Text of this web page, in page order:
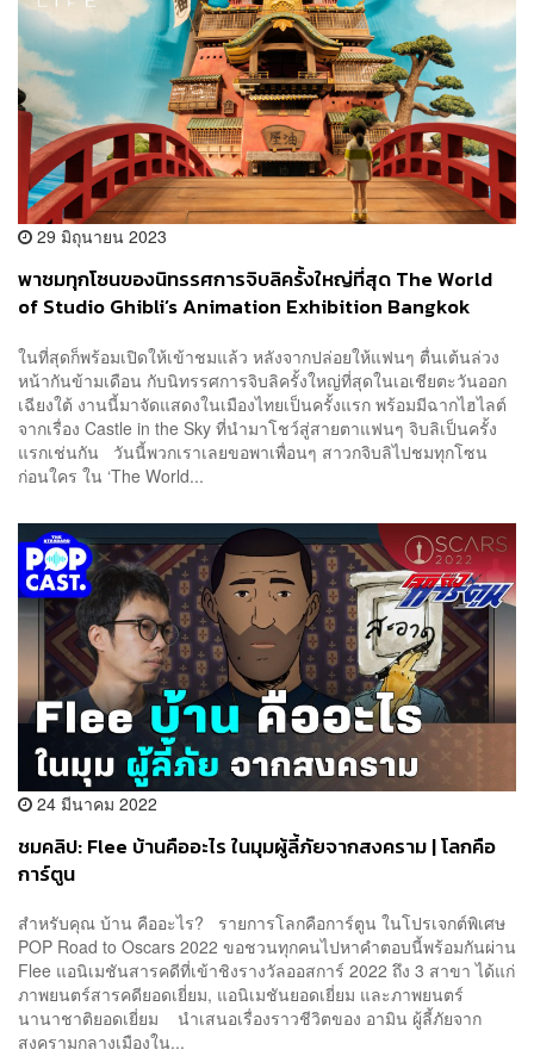
29 มิถุนายน 2023
พาชมทุกโซนของนิทรรศการจิบลิครั้งใหญ่ที่สุด The World
of Studio Ghibli’s Animation Exhibition Bangkok
ในที่สุดก็พร้อมเปิดให้เข้าชมแล้ว หลังจากปล่อยให้แฟนๆ ตื่นเต้นล่วง
หน้ากันข้ามเดือน กับนิทรรศการจิบลิครั้งใหญ่ที่สุดในเอเชียตะวันออก
เฉียงใต้ งานนี้มาจัดแสดงในเมืองไทยเป็นครั้งแรก พร้อมมีฉากไฮไลต์
จากเรื่อง Castle in the Sky ที่นำมาโชว์สู่สายตาแฟนๆ จิบลิเป็นครั้ง
แรกเช่นกัน วันนี้พวกเราเลยขอพาเพื่อนๆ สาวกจิบลิไปชมทุกโซน
ก่อนใคร ใน ‘The World...
24 มีนาคม 2022
ชมคลิป: Flee บ้านคืออะไร ในมุมผู้ลี้ภัยจากสงคราม | โลกคือ
การ์ตูน
สำหรับคุณ บ้าน คืออะไร? รายการโลกคือการ์ตูน ในโปรเจกต์พิเศษ
POP Road to Oscars 2022 ขอชวนทุกคนไปหาคำตอบนี้พร้อมกันผ่าน
Flee แอนิเมชันสารคดีที่เข้าชิงรางวัลออสการ์ 2022 ถึง 3 สาขา ได้แก่
ภาพยนตร์สารคดียอดเยี่ยม, แอนิเมชันยอดเยี่ยม และภาพยนตร์
นานาชาติยอดเยี่ยม นำเสนอเรื่องราวชีวิตของ อามิน ผู้ลี้ภัยจาก
สงครามกลางเมืองใน...